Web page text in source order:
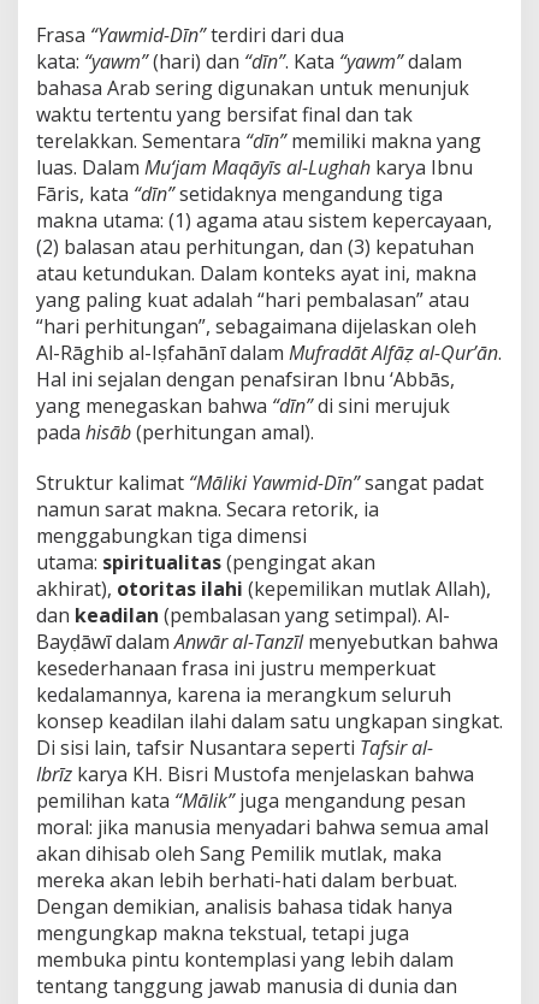
r
e
k
t
f
T
a
f
s
r
I
c
h
w
a
n
Frasa “Yawmid-Dīn”terdiri dari dua
kata: “yawm”(hari) dan “dīn”. Kata “yawm”dalam
bahasa Arab sering digunakan untuk menunjuk
waktu tertentu yang bersifat final dan tak
terelakkan. Sementara “dīn”memiliki makna yang
luas. Dalam Mu‘jam Maqāyīs al-Lughah karya Ibnu
Fāris, kata “dīn”setidaknya mengandung tiga
makna utama: (1) agama atau sistem kepercayaan,
(2) balasan atau perhitungan, dan (3) kepatuhan
atau ketundukan. Dalam konteks ayat ini, makna
yang paling kuat adalah “hari pembalasan” atau
“hari perhitungan”, sebagaimana dijelaskan oleh
Al-Rāghib al-Iṣfahānī dalam Mufradāt Alfāẓ al-Qur’ān.
Hal ini sejalan dengan penafsiran Ibnu ‘Abbās,
yang menegaskan bahwa “dīn”di sini merujuk
pada hisāb(perhitungan amal).
Struktur kalimat “Māliki Yawmid-Dīn”sangat padat
namun sarat makna. Secara retorik, ia
menggabungkan tiga dimensi
utama: spiritualitas(pengingat akan
akhirat), otoritas ilahi (kepemilikan mutlak Allah),
dan keadilan (pembalasan yang setimpal). Al-
Bayḍāwī dalamAnwār al-Tanzīlmenyebutkan bahwa
kesederhanaan frasa ini justru memperkuat
kedalamannya, karena ia merangkum seluruh
konsep keadilan ilahi dalam satu ungkapan singkat.
Di sisi lain, tafsir Nusantara seperti Tafsir al-
Ibrīz karya KH. Bisri Mustofa menjelaskan bahwa
pemilihan kata “Mālik”juga mengandung pesan
moral: jika manusia menyadari bahwa semua amal
akan dihisab oleh Sang Pemilik mutlak, maka
mereka akan lebih berhati-hati dalam berbuat.
Dengan demikian, analisis bahasa tidak hanya
mengungkap makna tekstual, tetapi juga
membuka pintu kontemplasi yang lebih dalam
tentang tanggung jawab manusia di dunia dan